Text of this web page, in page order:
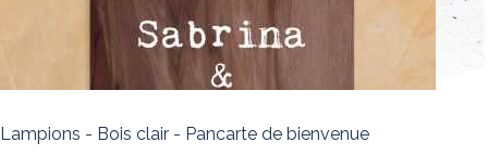
Lampions - Bois clair - Pancarte de bienvenue